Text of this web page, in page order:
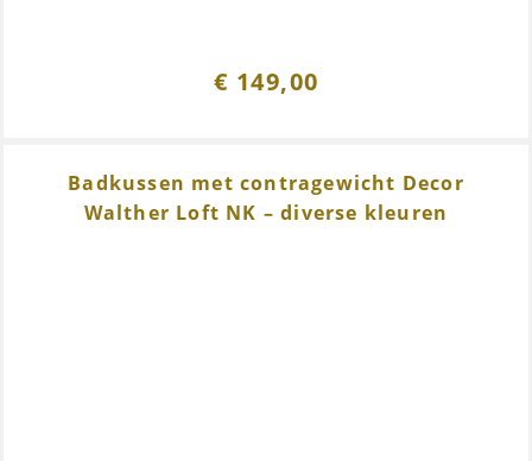
€ 149,00
Badkussen met contragewicht Decor
Walther Loft NK – diverse kleuren